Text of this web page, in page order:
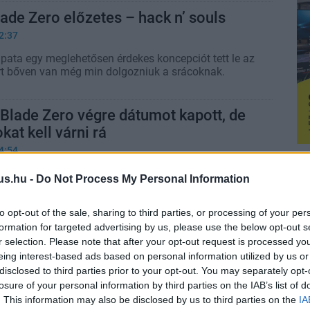
- Do Not Process My Personal Information
opt-out of the sale, sharing to third parties, or processing of your
for targeted advertising by us, please use the below opt-out
selection. Please note that after your opt-out request is processed
interest-based ads based on personal information utilized by us
to third parties prior to your opt-out. You may separately
of your personal information by third parties on the IAB’s list of
This information may also be disclosed by us to third parties on the
Zero előzetes – hack n’ souls
egy meglehetősen érdekes koncepciót tett le az
bőven van még min dolgozniuk a srácoknak.
Zero végre dátumot kapott, de
kell várni rá
mikor csap le az egyik legjobban várt
nem, vagy csak fájóan lassan akar
ideje várunk már rájuk.